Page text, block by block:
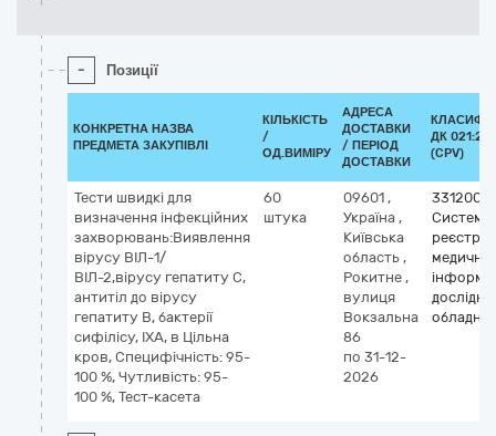
- Позиції
КОНКРЕТНА НАЗВА
ПРЕДМЕТА ЗАКУПІВЛІ
КІЛЬКІСТЬ
/
ОД.ВИМІРУ
АДРЕСА
ДОСТАВКИ
/ ПЕРІОД
ДОСТАВКИ
ДК
(CPV)
Тести швидкі для
визначення інфекційних
захворювань:Виявлення
вірусу ВІЛ-1/
ВІЛ-2,вірусу гепатиту С,
антитіл до вірусу
гепатиту В, бактерії
сифілісу, ІХА, в Цільна
кров, Специфічність: 95-
100 %, Чутливість: 95-
100 %, Тест-касета
60
штука
09601 ,
Україна ,
Київська
область ,
Рокитне ,
вулиця
Вокзальна
86
по 31-12-
2026
Системи
медичної
дослідне